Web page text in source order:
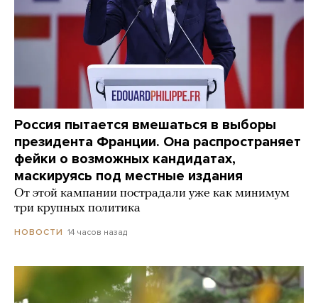
Россия пытается вмешаться в выборы
президента Франции. Она распространяет
фейки о возможных кандидатах,
маскируясь под местные издания
От этой кампании пострадали уже как минимум
три крупных политика
НОВОСТИ 14 часов назад